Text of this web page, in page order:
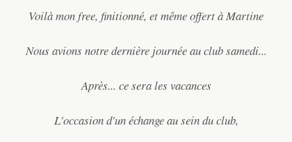
Voilà mon free, finitionné, et même offert à Martine
Nous avions notre dernière journée au club samedi...
Après... ce sera les vacances
L'occasion d'un échange au sein du club,